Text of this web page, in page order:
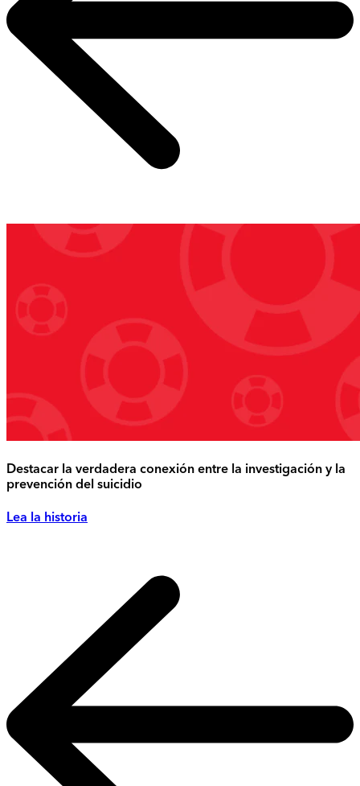
Destacar la verdadera conexión entre la investigación y la
prevención del suicidio
Lea la historia